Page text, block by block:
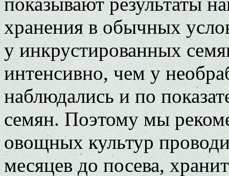
хранения в обычных
у инкрустированных
интенсивно, чем у
наблюдались и по
семян. Поэтому мы
овощных культур
месяцев до посева,